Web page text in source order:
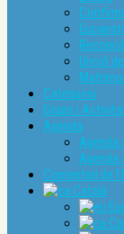
Unció
Catequesi
Grups i
Agenda
Agenda
Agenda
Comentari de
Català